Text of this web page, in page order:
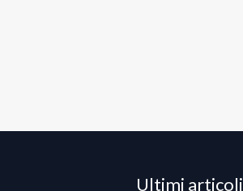
Ultimi articoli